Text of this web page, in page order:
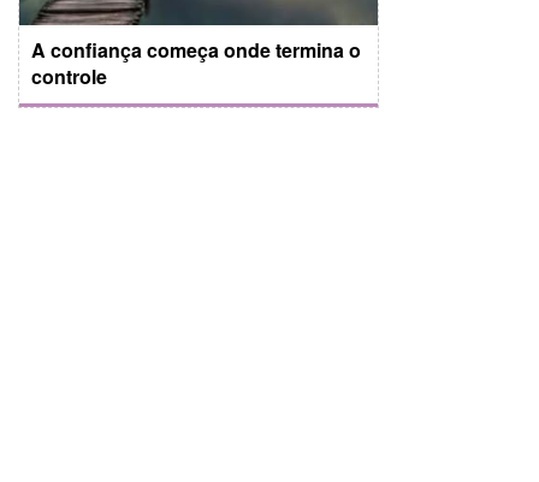
A confiança começa onde termina o
controle